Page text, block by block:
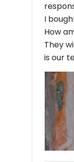
I
How
They
is our